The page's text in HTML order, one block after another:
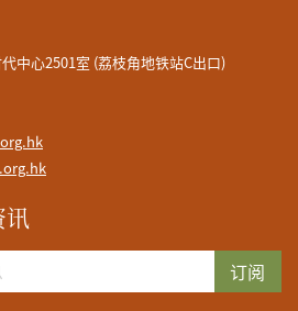
中心2501室 (荔枝角地铁站C出口)
讯
订阅